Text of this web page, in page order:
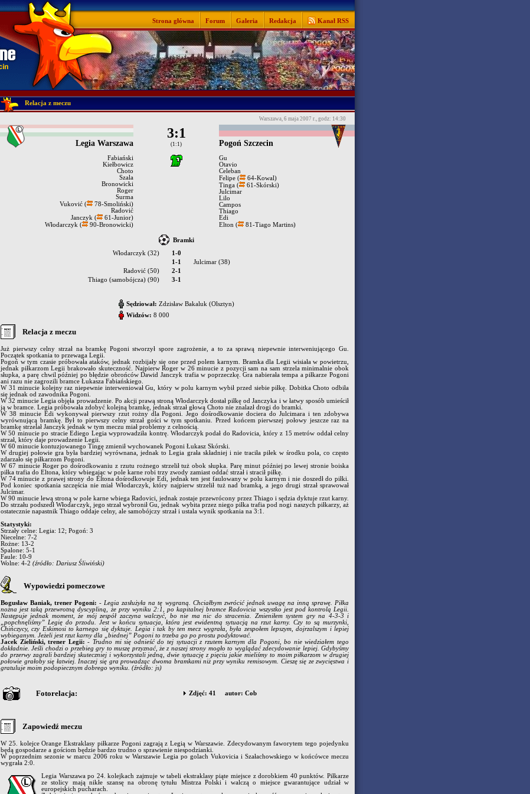
Strona główna Forum Galeria Redakcja Kanał RSS
Relacja z meczu
Warszawa, 6 maja 2007 r., godz: 14:30
Legia Warszawa
3:1
(1:1) Pogoń Szczecin
Fabiański
Kiełbowicz
Choto
Szala
Bronowicki
Roger
Surma
Vuković (
78-Smoliński)
Radović
Janczyk (
61-Junior)
Włodarczyk (
90-Bronowicki)
Gu
Otavio
Celeban
Felipe (
64-Kowal)
Tinga (
61-Skórski)
Julcimar
Lilo
Campos
Thiago
Edi
Elton (
81-Tiago Martins)
Bramki
Włodarczyk (32)
1-0
1-1
Julcimar (38)
Radović (50)
2-1
Thiago (samobójcza) (90)
3-1
Sędziował: Zdzisław Bakaluk (Olsztyn)
Widzów: 8 000
Relacja z meczu
Już pierwszy celny strzał na bramkę Pogoni stworzył spore zagrożenie, a to za sprawą niepewnie interweniującego Gu.
Początek spotkania to przewaga Legii.
Pogoń w tym czasie próbowała ataków, jednak rozbijały się one przed polem karnym. Bramka dla Legii wisiała w powietrzu,
jednak piłkarzom Legii brakowało skuteczność. Najpierw Roger w 26 minucie z pozycji sam na sam strzela minimalnie obok
słupka, a parę chwil później po błędzie obrońców Dawid Janczyk trafia w poprzeczkę. Gra nabierała tempa a piłkarze Pogoni
ani razu nie zagrozili bramce Łukasza Fabiańskiego.
W 31 minucie kolejny raz niepewnie interweniował Gu, który w polu karnym wybił przed siebie piłkę. Dobitka Choto odbiła
się jednak od zawodnika Pogoni.
W 32 minucie Legia objęła prowadzenie. Po akcji prawą stroną Włodarczyk dostał piłkę od Janczyka i w łatwy sposób umieścił
ją w bramce. Legia próbowała zdobyć kolejną bramkę, jednak strzał głową Choto nie znalazł drogi do bramki.
W 38 minucie Edi wykonywał pierwszy rzut rożny dla Pogoni. Jego dośrodkowanie dociera do Julcimara i ten zdobywa
wyrównującą bramkę. Był to pierwszy celny strzał gości w tym spotkaniu. Przed końcem pierwszej połowy jeszcze raz na
bramkę strzelał Janczyk jednak w tym meczu miał problemy z celnością.
W 50 minucie po stracie Ediego Legia wyprowadziła kontrę. Włodarczyk podał do Radovicia, który z 15 metrów oddał celny
strzał, który daje prowadzenie Legii.
W 60 minucie kontuzjowanego Tingę zmienił wychowanek Pogoni Łukasz Skórski.
W drugiej połowie gra była bardziej wyrównana, jednak to Legia grała składniej i nie traciła piłek w środku pola, co często
zdarzało się piłkarzom Pogoni.
W 67 minucie Roger po dośrodkowaniu z rzutu rożnego strzelił tuż obok słupka. Parę minut później po lewej stronie boiska
piłka trafia do Eltona, który wbiegając w pole karne robi trzy zwody zamiast oddać strzał i stracił piłkę.
W 74 minucie z prawej strony do Eltona dośrodkowuje Edi, jednak ten jest faulowany w polu karnym i nie doszedł do piłki.
Pod koniec spotkania szczęścia nie miał Włodarczyk, który najpierw strzelił tuż nad bramką, a jego drugi strzał sprawował
Julcimar.
W 90 minucie lewą stroną w pole karne wbiega Radovici, jednak zostaje przewrócony przez Thiago i sędzia dyktuje rzut karny.
Do strzału podszedł Włodarczyk, jego strzał wybronił Gu, jednak wybita przez niego piłka trafia pod nogi naszych piłkarzy, aż
ostatecznie napastnik Thiago oddaje celny, ale samobójczy strzał i ustala wynik spotkania na 3:1.
Statystyki:
Strzały celne: Legia: 12; Pogoń: 3
Niecelne: 7-2
Rożne: 13-2
Spalone: 5-1
Faule: 10-9
Wolne: 4-2 (źródło: Dariusz Śliwiński)
Wypowiedzi pomeczowe
Bogusław Baniak, trener Pogoni: - Legia zasłużyła na tę wygraną. Chciałbym zwrócić jednak uwagę na inną sprawę. Piłka
nożna jest taką przewrotną dyscypliną, że przy wyniku 2:1, po kapitalnej bramce Radovicia wszystko jest pod kontrolą Legii.
Następuje jednak moment, że mój zespół zaczyna walczyć, bo nie ma nic do stracenia. Zmieniłem system gry na 4-3-3 i
„popchnęliśmy” Legię do przodu. Jest w końcu sytuacja, która jest ewidentną sytuacją na rzut karny. Czy to są murzynki,
Chińczycy, czy Eskimosi to karnego się dyktuje. Legia i tak by ten mecz wygrała, była zespołem lepszym, dojrzalszym i lepiej
wybieganym. Jeżeli jest rzut karny dla „biednej” Pogoni to trzeba go po prostu podyktować.
Jacek Zieliński, trener Legii: - Trudno mi się odnieść do tej sytuacji z rzutem karnym dla Pogoni, bo nie wiedziałem tego
dokładnie. Jeśli chodzi o przebieg gry to muszę przyznać, że z naszej strony mogło to wyglądać zdecydowanie lepiej. Gdybyśmy
do przerwy zagrali bardziej skuteczniej i wykorzystali jedną, dwie sytuację z pięciu jakie mieliśmy to moim piłkarzom w drugiej
połowie grałoby się łatwiej. Inaczej się gra prowadząc dwoma bramkami niż przy wyniku remisowym. Cieszę się ze zwycięstwa i
gratuluje moim podopiecznym dobrego wyniku. (źródło: js)
Fotorelacja: Zdjęć: 41 autor: Cob
Zapowiedź meczu
W 25. kolejce Orange Ekstraklasy piłkarze Pogoni zagrają z Legią w Warszawie. Zdecydowanym faworytem tego pojedynku
będą gospodarze a gościom będzie bardzo trudno o sprawienie niespodzianki.
W poprzednim sezonie w marcu 2006 roku w Warszawie Legia po golach Vukovicia i Szałachowskiego w końcówce meczu
wygrała 2:0.
Legia Warszawa po 24. kolejkach zajmuje w tabeli ekstraklasy piąte miejsce z dorobkiem 40 punktów. Piłkarze
ze stolicy mają nikłe szansę na obronę tytułu Mistrza Polski i walczą o miejsce gwarantujące udział w
europejskich pucharach.